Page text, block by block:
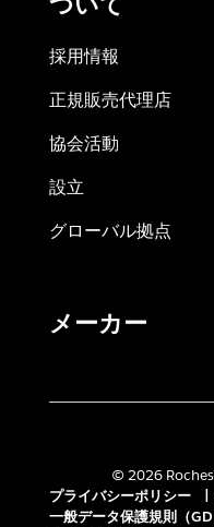
採用情報
正規販売代理店
協会活動
設立
グローバル拠点
メーカー
© 2026
プライバシーポリシー
一般データ保護規則（